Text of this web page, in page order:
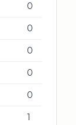
0
0
0
0
0
1